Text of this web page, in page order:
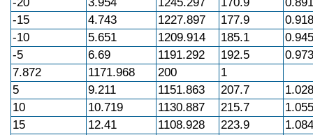
-15
4.743 1227.897 177.9
0.918
-10
5.651 1209.914 185.1
0.945
-5
6.69 1191.292 192.5
0.973
7.872
1171.968 200
1
5
9.211 1151.863 207.7
1.028
10
10.719 1130.887 215.7
1.055
15
12.41 1108.928 223.9
1.084